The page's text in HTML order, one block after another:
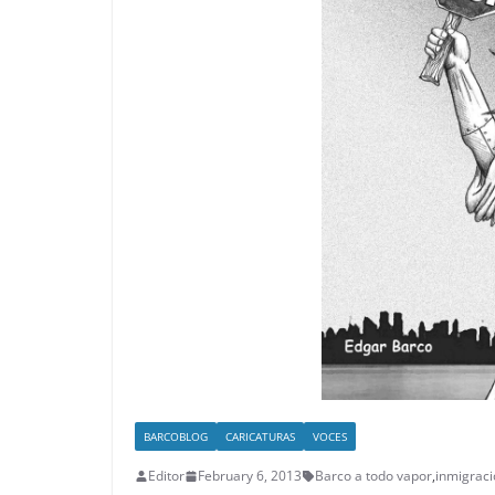
BARCOBLOG CARICATURAS VOCES
Editor February 6, 2013 Barco a todo vapor,